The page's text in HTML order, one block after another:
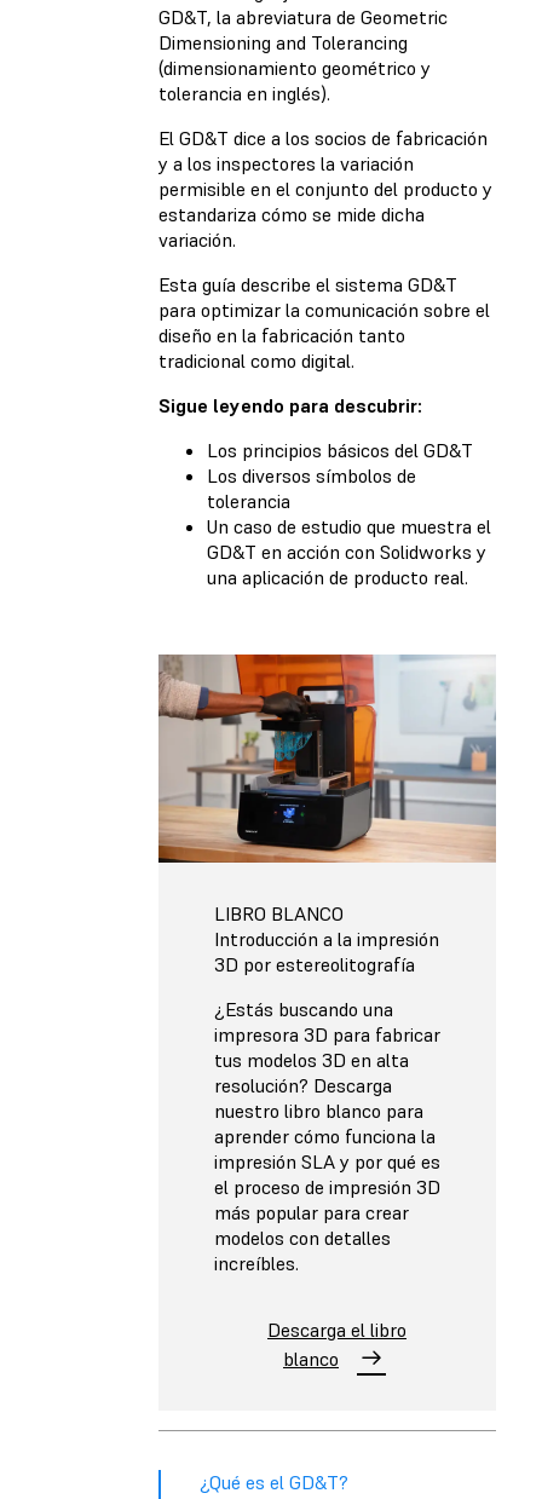
GD&T, la abreviatura de Geometric
Dimensioning and Tolerancing
(dimensionamiento geométrico y
tolerancia en inglés).
El GD&T dice a los socios de fabricación
y a los inspectores la variación
permisible en el conjunto del producto y
estandariza cómo se mide dicha
variación.
Esta guía describe el sistema GD&T
para optimizar la comunicación sobre el
diseño en la fabricación tanto
tradicional como digital.
Sigue leyendo para descubrir:
Los principios básicos del GD&T
Los diversos símbolos de
tolerancia
Un caso de estudio que muestra el
GD&T en acción con Solidworks y
una aplicación de producto real.
LIBRO BLANCO
Introducción a la impresión
3D por estereolitografía
¿Estás buscando una
impresora 3D para fabricar
tus modelos 3D en alta
resolución? Descarga
nuestro libro blanco para
aprender cómo funciona la
impresión SLA y por qué es
el proceso de impresión 3D
más popular para crear
modelos con detalles
increíbles.
Descarga el libro
blanco
¿Qué es el GD&T?